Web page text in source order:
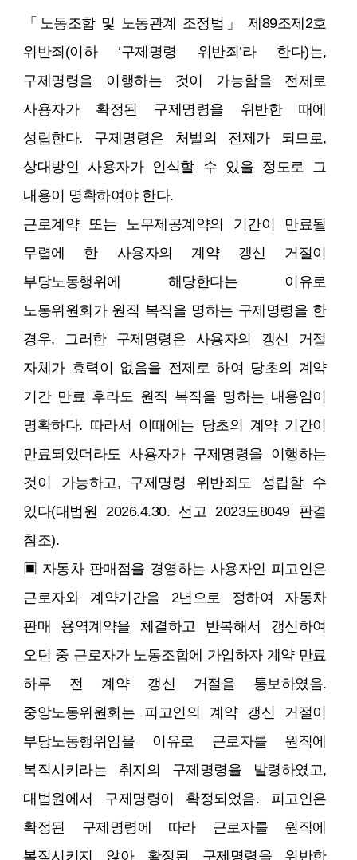
「노동조합 및 노동관계 조정법」 제89조제2호
위반죄(이하 ‘구제명령 위반죄’라 한다)는,
구제명령을 이행하는 것이 가능함을 전제로
사용자가 확정된 구제명령을 위반한 때에
성립한다. 구제명령은 처벌의 전제가 되므로,
상대방인 사용자가 인식할 수 있을 정도로 그
내용이 명확하여야 한다.
근로계약 또는 노무제공계약의 기간이 만료될
무렵에 한 사용자의 계약 갱신 거절이
부당노동행위에 해당한다는 이유로
노동위원회가 원직 복직을 명하는 구제명령을 한
경우, 그러한 구제명령은 사용자의 갱신 거절
자체가 효력이 없음을 전제로 하여 당초의 계약
기간 만료 후라도 원직 복직을 명하는 내용임이
명확하다. 따라서 이때에는 당초의 계약 기간이
만료되었더라도 사용자가 구제명령을 이행하는
것이 가능하고, 구제명령 위반죄도 성립할 수
있다(대법원 2026.4.30. 선고 2023도8049 판결
참조).
▣ 자동차 판매점을 경영하는 사용자인 피고인은
근로자와 계약기간을 2년으로 정하여 자동차
판매 용역계약을 체결하고 반복해서 갱신하여
오던 중 근로자가 노동조합에 가입하자 계약 만료
하루 전 계약 갱신 거절을 통보하였음.
중앙노동위원회는 피고인의 계약 갱신 거절이
부당노동행위임을 이유로 근로자를 원직에
복직시키라는 취지의 구제명령을 발령하였고,
대법원에서 구제명령이 확정되었음. 피고인은
확정된 구제명령에 따라 근로자를 원직에
복직시키지 않아 확정된 구제명령을 위반한